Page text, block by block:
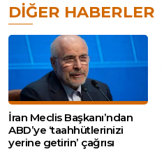
DIĞER HABERLER
İran Meclis Başkanı’ndan
ABD’ye ‘taahhütlerinizi
yerine getirin’ çağrısı